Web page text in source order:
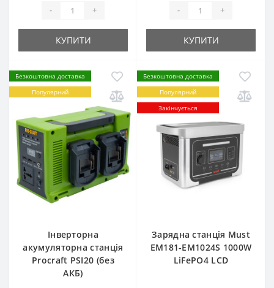
- +
КУПИТИ
- +
КУПИТИ
Безкоштовна доставка
Популярний
Інверторна
акумуляторна станція
Procraft PSI20 (без
АКБ)
Безкоштовна доставка
Популярний
Закінчується
Зарядна станція Must
EM181-EM1024S 1000W
LiFePO4 LCD